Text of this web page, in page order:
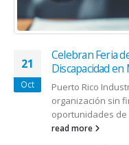
11
Sep
El Virus de la
mascotas
Al ser una
puede también
read more